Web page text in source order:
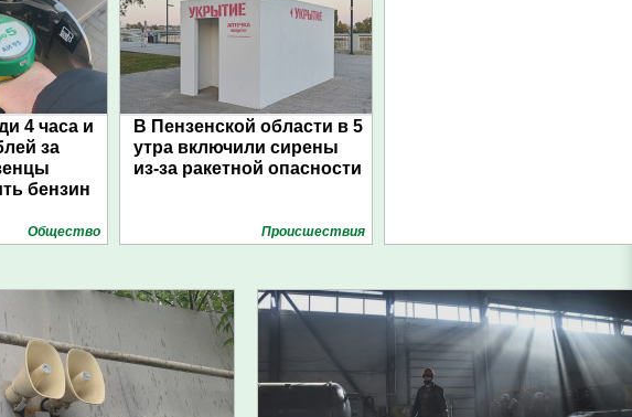
4 часа и
за
бензин
Общество
В Пензенской области в 5
утра включили сирены
из-за ракетной опасности
Проиcшествия